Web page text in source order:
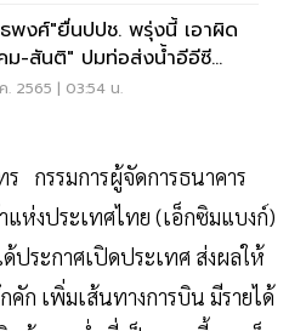
พงศ์"ยื่นปปช. พรุ่งนี้ เอาผิด
ม-สันติ" ปมท่อส่งน้ำอีอีซี
. 2565 | 03:54 น.
กรรมการผู้จัดการธนาคาร
แห่งประเทศไทย (เอ็กซิมแบงก์)​
ประกาศเปิดประเทศ ส่งผลให้
คัก เพิ่มเส้นทางการบิน มีรายได้